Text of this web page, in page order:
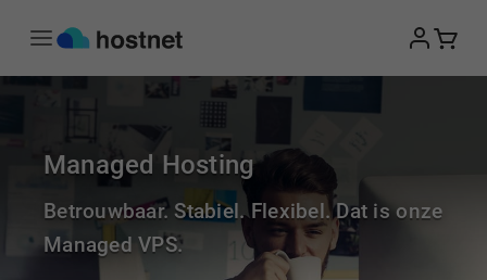
Managed Hosting
Betrouwbaar. Stabiel. Flexibel. Dat is onze
Managed VPS.